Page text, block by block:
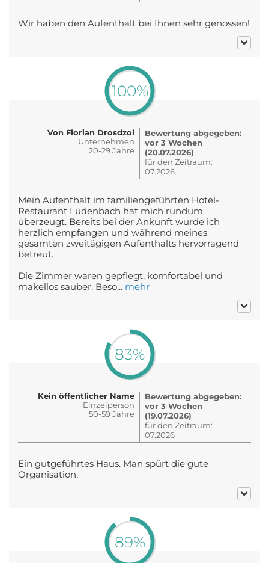
Wir haben den Aufenthalt bei Ihnen sehr genossen!
100%
Von Florian Drosdzol
Unternehmen
20-29 Jahre
Bewertung abgegeben:
vor 3 Wochen
(20.07.2026)
für den Zeitraum:
07.2026
Mein Aufenthalt im familiengeführten Hotel-
Restaurant Lüdenbach hat mich rundum
überzeugt. Bereits bei der Ankunft wurde ich
herzlich empfangen und während meines
gesamten zweitägigen Aufenthalts hervorragend
betreut.
Die Zimmer waren gepflegt, komfortabel und
makellos sauber. Beso... mehr
83%
Kein öffentlicher Name
Einzelperson
50-59 Jahre
Bewertung abgegeben:
vor 3 Wochen
(19.07.2026)
für den Zeitraum:
07.2026
Ein gutgeführtes Haus. Man spürt die gute
Organisation.
89%